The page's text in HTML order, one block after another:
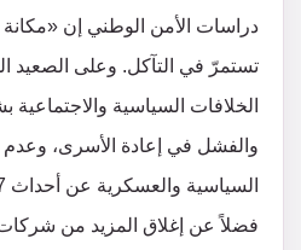
دراسات الأمن الوطني إن
تستمرّ في التآكل. وعلى الصعيد
الخلافات السياسية
والفشل في إعادة الأسرى، وعدم
فضلاً عن إغلاق المزيد من شركات